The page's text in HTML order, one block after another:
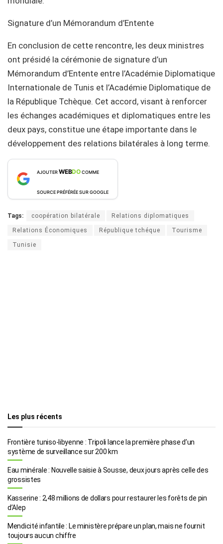
Signature d’un Mémorandum d’Entente
En conclusion de cette rencontre, les deux ministres
ont présidé la cérémonie de signature d’un
Mémorandum d’Entente entre l’Académie Diplomatique
Internationale de Tunis et l’Académie Diplomatique de
la République Tchèque. Cet accord, visant à renforcer
les échanges académiques et diplomatiques entre les
deux pays, constitue une étape importante dans le
développement des relations bilatérales à long terme.
AJOUTERWEBDOCOMME
SOURCE PRÉFÉRÉE SUR GOOGLE
Tags: coopération bilatérale Relations diplomatiques
Relations Économiques République tchéque Tourisme
Tunisie
Les plus récents
Frontière tuniso-libyenne : Tripoli lance la première phase d’un
système de surveillance sur 200 km
Eau minérale : Nouvelle saisie à Sousse, deux jours après celle des
grossistes
Kasserine : 2,48 millions de dollars pour restaurer les forêts de pin
d’Alep
Mendicité infantile : Le ministère prépare un plan, mais ne fournit
toujours aucun chiffre